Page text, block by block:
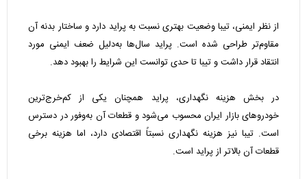
از نظر ایمنی، تیبا وضعیت بهتری نسبت به پراید دارد و ساختار بدنه آن
مقاوم‌تر طراحی شده است. پراید سال‌ها به‌دلیل ضعف ایمنی مورد
انتقاد قرار داشت و تیبا تا حدی توانست این شرایط را بهبود دهد.
در بخش هزینه نگهداری، پراید همچنان یکی از کم‌خرج‌ترین
خودروهای بازار ایران محسوب می‌شود و قطعات آن به‌وفور در دسترس
است. تیبا نیز هزینه نگهداری نسبتاً اقتصادی دارد، اما هزینه برخی
قطعات آن بالاتر از پراید است.